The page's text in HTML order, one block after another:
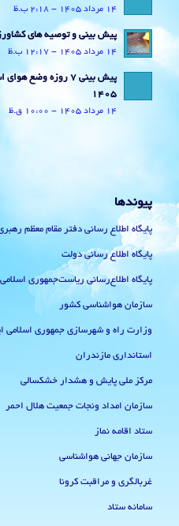
14 مرداد 1405 - 2:18 ب.ظ
پیش بینی و توصیه های کشاورزی (14 مرداد
14 مرداد 1405 - 12:17 ب.ظ
1405
14 مرداد 1405 - 10:00 ق.ظ
پیوندها
پایگاه اطلاع رسانی دفتر مقام معظم
پایگاه اطلاع رسانی دولت
پایگاه اطلاع‌رسانی ریاست‌جمهوری
سازمان هواشناسی کشور
وزارت راه و شهرسازی جمهوری اسلامی
استانداری مازندران
مرکز ملی پایش و هشدار خشکسالی
سازمان امداد ونجات جمعیت هلال احمر
ستاد اقامه نماز
سازمان جهانی هواشناسی
غربالگری و مراقبت کرونا
سامانه ستاد